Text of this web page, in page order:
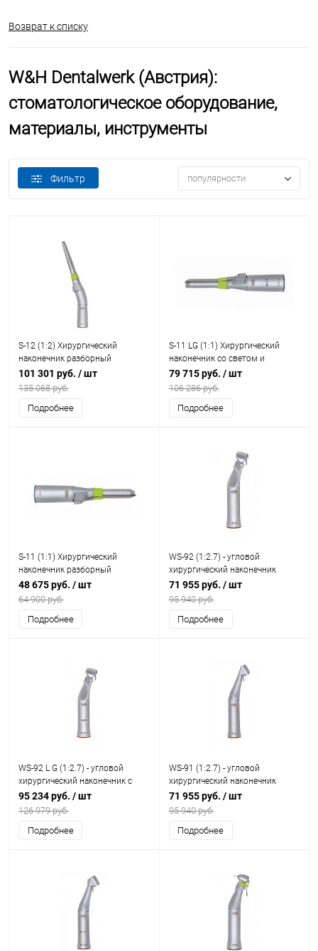
Возврат к списку
W&H Dentalwerk (Австрия):
стоматологическое оборудование,
материалы, инструменты
Фильтр популярности
S-12 (1:2) Хирургический
наконечник разборный
101 301 руб. / шт
135 068 руб.
Подробнее
S-11 LG (1:1) Хирургический
наконечник со светом и
генератором, разборный
79 715 руб. / шт
106 286 руб.
Подробнее
S-11 (1:1) Хирургический
наконечник разборный
48 675 руб. / шт
64 900 руб.
Подробнее
WS-92 (1:2.7) - угловой
хирургический наконечник
71 955 руб. / шт
95 940 руб.
Подробнее
WS-92 L G (1:2.7) - угловой
хирургический наконечник с
генератором
95 234 руб. / шт
126 979 руб.
Подробнее
WS-91 (1:2.7) - угловой
хирургический наконечник
71 955 руб. / шт
95 940 руб.
Подробнее